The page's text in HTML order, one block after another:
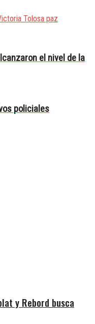
Tolosa paz
el nivel de la
policiales
y Rebord busca